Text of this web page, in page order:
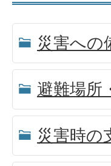
災害への
避難場所
災害時の